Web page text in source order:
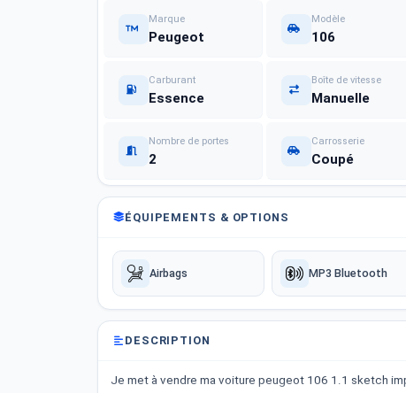
Marque
Peugeot
Modèle
106
Carburant
Essence
Boîte de vitesse
Manuelle
Nombre de portes
2
Carrosserie
Coupé
ÉQUIPEMENTS & OPTIONS
Airbags MP3 Bluetooth
DESCRIPTION
Je met à vendre ma voiture peugeot 106 1.1 sketch